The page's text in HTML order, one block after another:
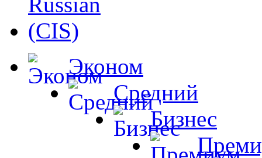
Эконом
Средний
Бизнес